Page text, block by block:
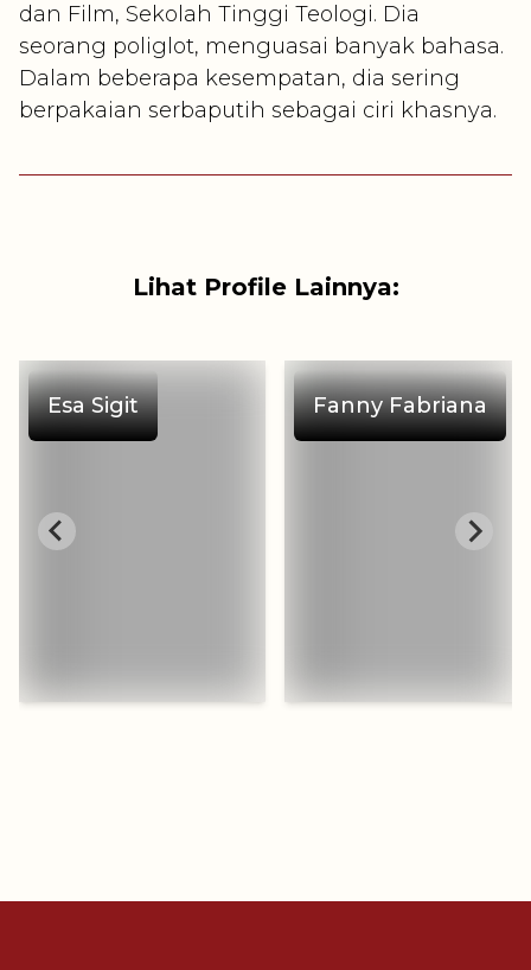
dan Film, Sekolah Tinggi Teologi. Dia
seorang poliglot, menguasai banyak bahasa.
Dalam beberapa kesempatan, dia sering
berpakaian serbaputih sebagai ciri khasnya.
Lihat Profile Lainnya:
Esa Sigit Fanny Fabriana